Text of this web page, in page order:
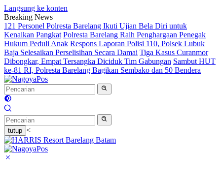
Langsung ke konten
Breaking News
121 Personel Polresta Barelang Ikuti Ujian Bela Diri untuk
Kenaikan Pangkat Polresta Barelang Raih Penghargaan Penegak
Hukum Peduli Anak Respons Laporan Polisi 110, Polsek Lubuk
Baja Selesaikan Perselisihan Secara Damai Tiga Kasus Curanmor
Dibongkar, Empat Tersangka Diciduk Tim Gabungan Sambut HUT
ke-81 RI, Polresta Barelang Bagikan Sembako dan 50 Bendera
tutup <